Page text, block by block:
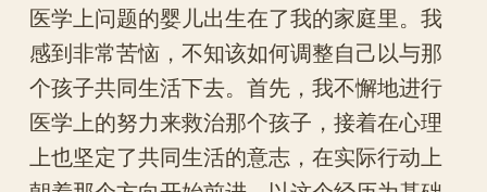
医学上问题的婴儿出生在了我的家庭里。我
感到非常苦恼，不知该如何调整自己以与那
个孩子共同生活下去。首先，我不懈地进行
医学上的努力来救治那个孩子，接着在心理
上也坚定了共同生活的意志，在实际行动上